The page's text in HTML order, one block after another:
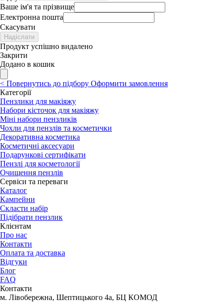
Ваше ім'я та прізвище
Електронна пошта
Скасувати
Надіслати
Продукт успішно видалено
Закрити
Додано в кошик
< Повернутись до підбору Оформити замовлення
Категорії
Пензлики для макіяжу
Набори кісточок для макіяжу
Міні набори пензликів
Чохли для пензлів та косметички
Декоративна косметика
Косметичні аксесуари
Подарункові сертифікати
Пензлі для косметології
Очищення пензлів
Сервіси та переваги
Каталог
Кампейни
Скласти набір
Підібрати пензлик
Клієнтам
Про нас
Контакти
Оплата та доставка
Відгуки
Блог
FAQ
Контакти
м. Лівобережна, Шептицького 4а, БЦ КОМОД